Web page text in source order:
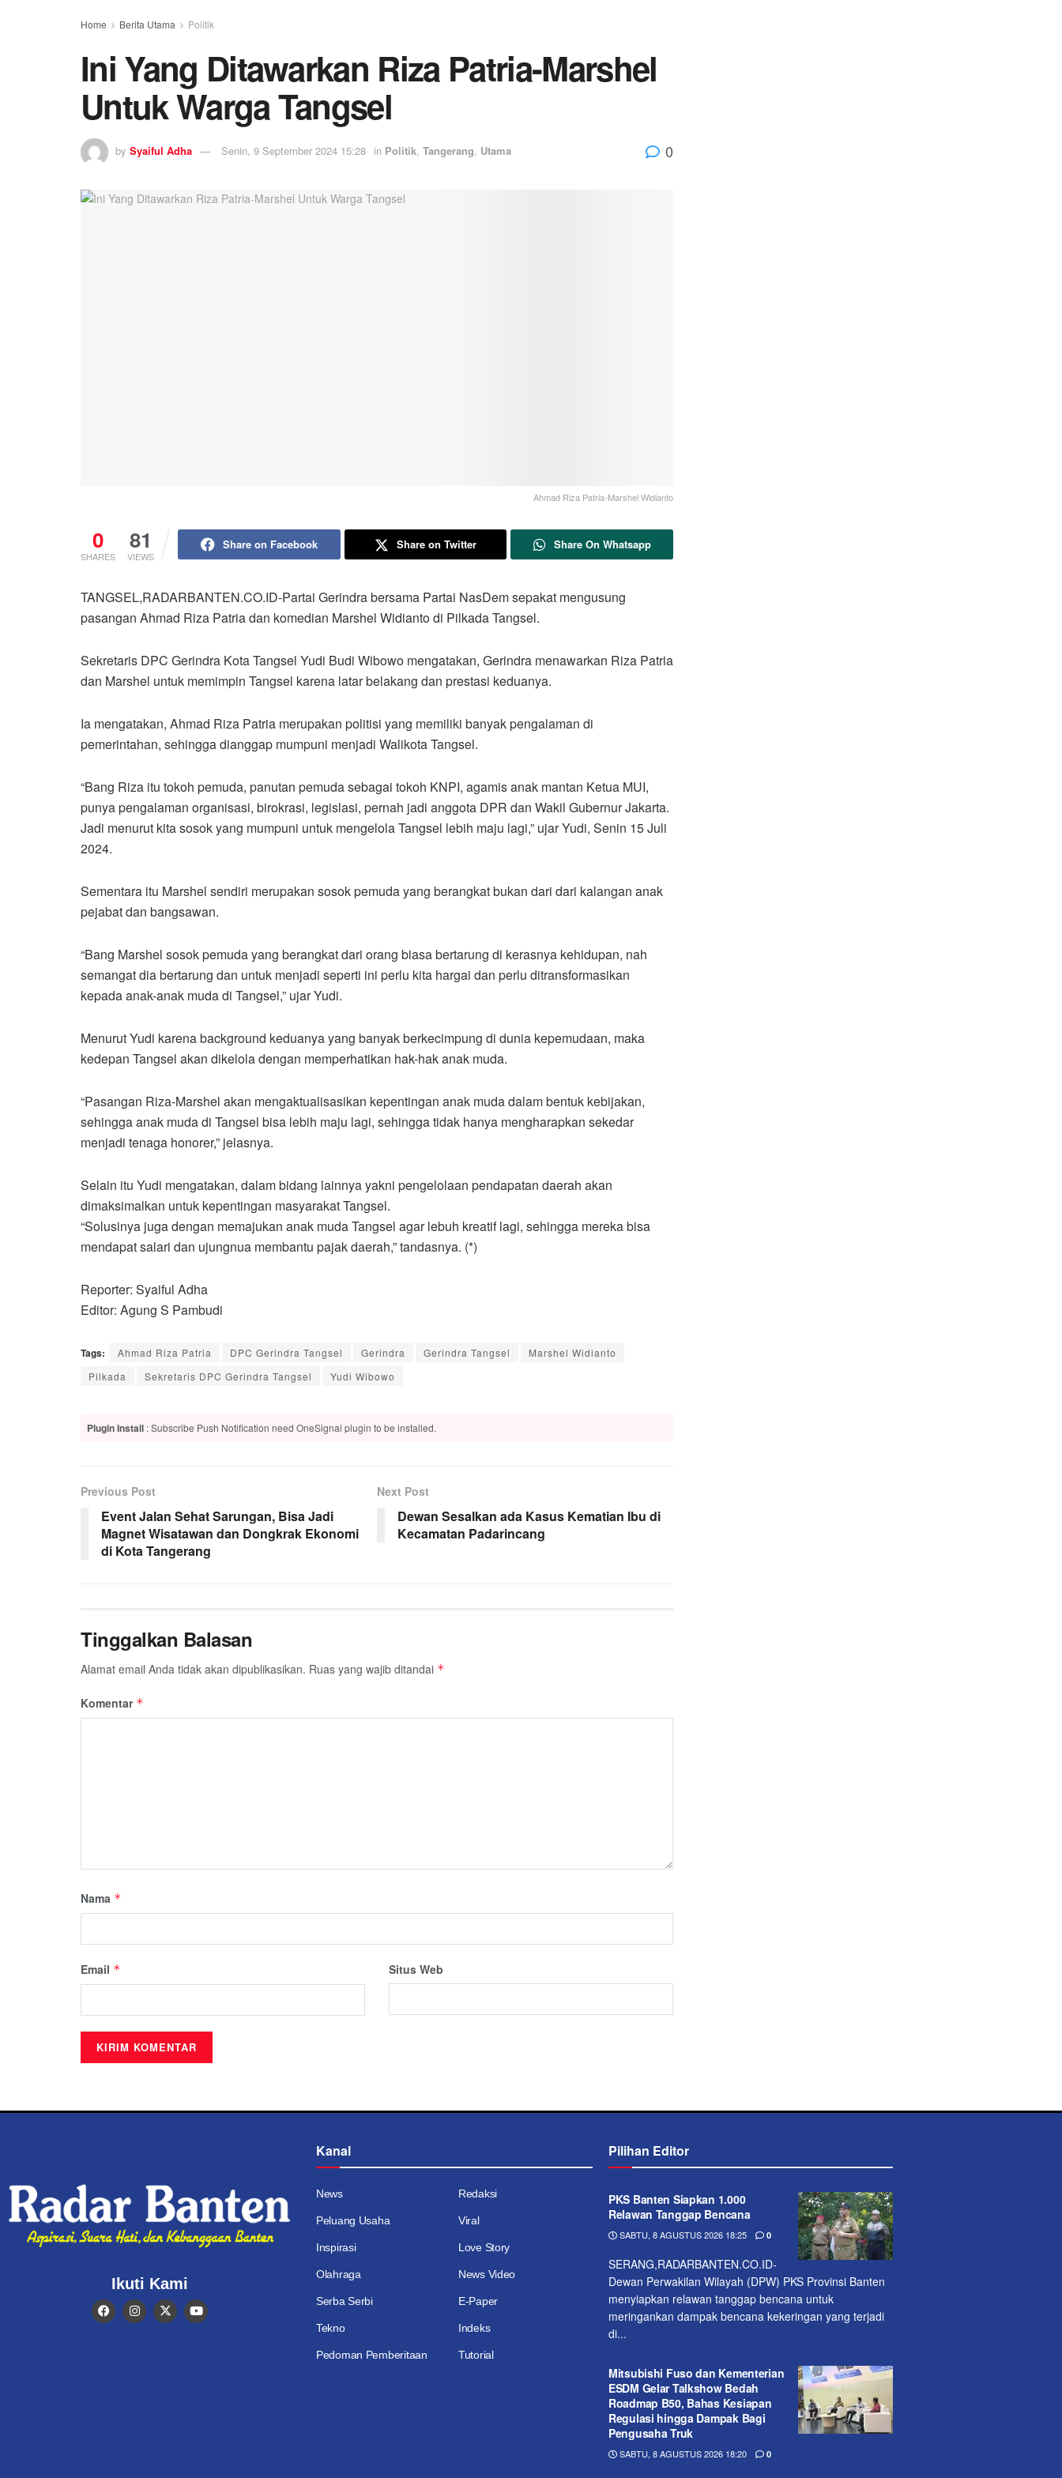
Home Berita Utama Politik
Ini Yang Ditawarkan Riza Patria-Marshel
Untuk Warga Tangsel
by Syaiful Adha Senin, 9 September 2024 15:28 in Politik, Tangerang, Utama 0
Ahmad Riza Patria-Marshel Widianto
0
SHARES
81
VIEWS
Share on Facebook Share on Twitter Share On Whatsapp
TANGSEL,RADARBANTEN.CO.ID-Partai Gerindra bersama Partai NasDem sepakat mengusung
pasangan Ahmad Riza Patria dan komedian Marshel Widianto di Pilkada Tangsel.
Sekretaris DPC Gerindra Kota Tangsel Yudi Budi Wibowo mengatakan, Gerindra menawarkan Riza Patria
dan Marshel untuk memimpin Tangsel karena latar belakang dan prestasi keduanya.
Ia mengatakan, Ahmad Riza Patria merupakan politisi yang memiliki banyak pengalaman di
pemerintahan, sehingga dianggap mumpuni menjadi Walikota Tangsel.
“Bang Riza itu tokoh pemuda, panutan pemuda sebagai tokoh KNPI, agamis anak mantan Ketua MUI,
punya pengalaman organisasi, birokrasi, legislasi, pernah jadi anggota DPR dan Wakil Gubernur Jakarta.
Jadi menurut kita sosok yang mumpuni untuk mengelola Tangsel lebih maju lagi,” ujar Yudi, Senin 15 Juli
2024.
Sementara itu Marshel sendiri merupakan sosok pemuda yang berangkat bukan dari dari kalangan anak
pejabat dan bangsawan.
“Bang Marshel sosok pemuda yang berangkat dari orang biasa bertarung di kerasnya kehidupan, nah
semangat dia bertarung dan untuk menjadi seperti ini perlu kita hargai dan perlu ditransformasikan
kepada anak-anak muda di Tangsel,” ujar Yudi.
Menurut Yudi karena background keduanya yang banyak berkecimpung di dunia kepemudaan, maka
kedepan Tangsel akan dikelola dengan memperhatikan hak-hak anak muda.
“Pasangan Riza-Marshel akan mengaktualisasikan kepentingan anak muda dalam bentuk kebijakan,
sehingga anak muda di Tangsel bisa lebih maju lagi, sehingga tidak hanya mengharapkan sekedar
menjadi tenaga honorer,” jelasnya.
Selain itu Yudi mengatakan, dalam bidang lainnya yakni pengelolaan pendapatan daerah akan
dimaksimalkan untuk kepentingan masyarakat Tangsel.
“Solusinya juga dengan memajukan anak muda Tangsel agar lebuh kreatif lagi, sehingga mereka bisa
mendapat salari dan ujungnua membantu pajak daerah,” tandasnya. (*)
Reporter: Syaiful Adha
Editor: Agung S Pambudi
Tags: Ahmad Riza Patria DPC Gerindra Tangsel Gerindra Gerindra Tangsel
Marshel Widianto
Pilkada
Sekretaris DPC Gerindra Tangsel Yudi Wibowo
Plugin Install : Subscribe Push Notification need OneSignal plugin to be installed.
Previous Post
Event Jalan Sehat Sarungan, Bisa Jadi
Magnet Wisatawan dan Dongkrak Ekonomi
di Kota Tangerang
Next Post
Dewan Sesalkan ada Kasus Kematian Ibu di
Kecamatan Padarincang
Tinggalkan Balasan
Alamat email Anda tidak akan dipublikasikan. Ruas yang wajib ditandai *
Komentar *
Nama *
Email * Situs Web
Ikuti Kami
Kanal
News Redaksi
Peluang Usaha Viral
Inspirasi Love Story
Olahraga News Video
Serba Serbi E-Paper
Tekno
Pedoman Pemberitaan
Indeks
Tutorial
Pilihan Editor
PKS Banten Siapkan 1.000
Relawan Tanggap Bencana
SABTU, 8 AGUSTUS 2026 18:25 0
SERANG,RADARBANTEN.CO.ID-
Dewan Perwakilan Wilayah (DPW) PKS Provinsi Banten
menyiapkan relawan tanggap bencana untuk
meringankan dampak bencana kekeringan yang terjadi
di...
Mitsubishi Fuso dan Kementerian
ESDM Gelar Talkshow Bedah
Roadmap B50, Bahas Kesiapan
Regulasi hingga Dampak Bagi
Pengusaha Truk
SABTU, 8 AGUSTUS 2026 18:20 0